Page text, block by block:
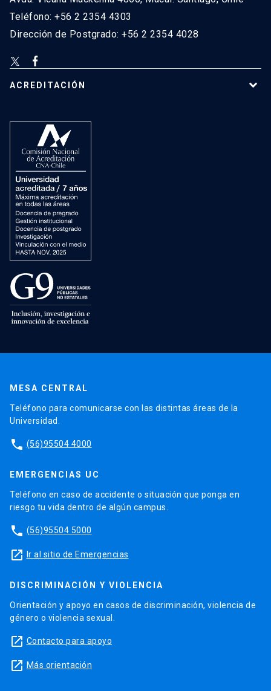
Teléfono: +56 2 2354 4303
Dirección de Postgrado: +56 2 2354 4028
ACREDITACIÓN
MESA CENTRAL
Teléfono para comunicarse con las distintas áreas de la
Universidad.
phone (56)95504 4000
EMERGENCIAS UC
Teléfono en caso de accidente o situación que ponga en
riesgo tu vida dentro de algún campus.
phone (56)95504 5000
launch Ir al sitio de Emergencias
DISCRIMINACIÓN Y VIOLENCIA
Orientación y apoyo en casos de discriminación, violencia de
género o violencia sexual.
launch Contacto para apoyo
launch Más orientación